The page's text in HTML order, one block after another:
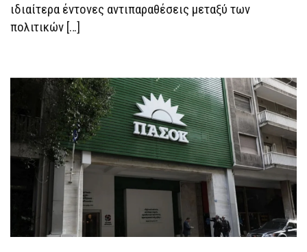
ιδιαίτερα έντονες αντιπαραθέσεις μεταξύ των
πολιτικών […]